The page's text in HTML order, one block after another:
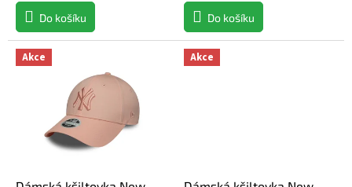
Do košíku Do košíku
Akce Akce